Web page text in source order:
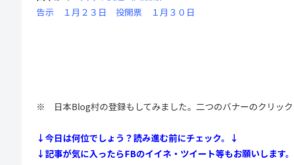
告示 １月２３日 投開票 １月３０日
※ 日本Blog村の登録もしてみました。二つのバナーのクリック
↓今日は何位でしょう？読み進む前にチェック。↓
↓記事が気に入ったらFBのイイネ・ツイート等もお願いします